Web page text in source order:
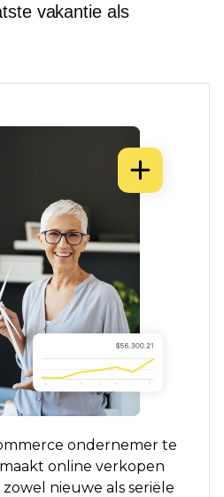
vakantie als
ondernemer te
online verkopen
nieuwe als seriële